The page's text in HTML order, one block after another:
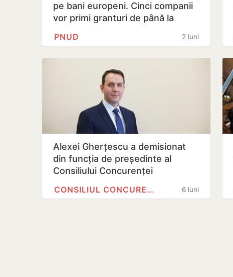
pe bani europeni. Cinci companii
vor primi granturi de până la
2 luni
PNUD
Alexei Gherțescu a demisionat
din funcția de președinte al
Consiliului Concurenței
6 luni
CONSILIUL CONCURENȚEI